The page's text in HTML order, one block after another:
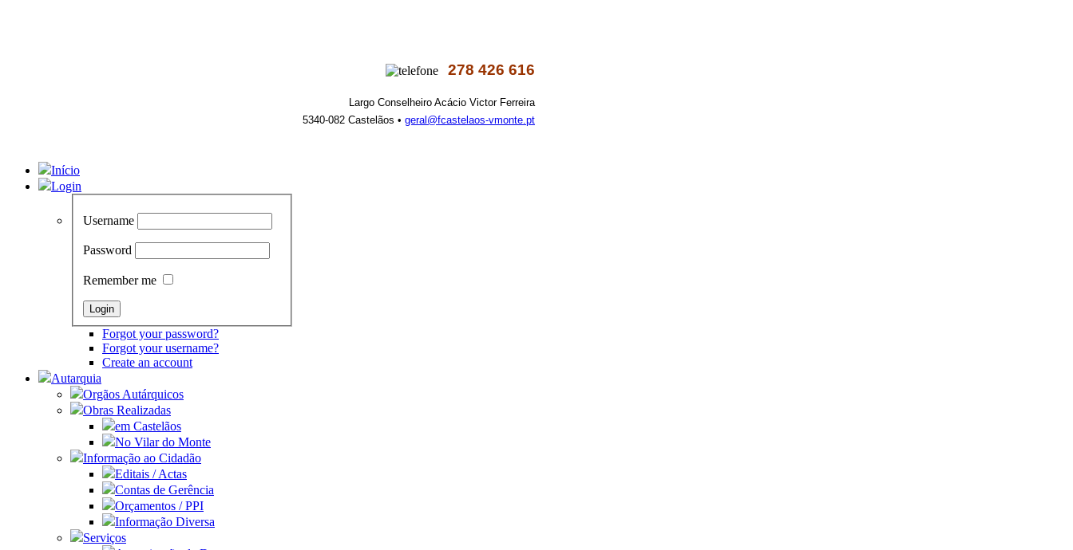
278 426 616
Largo Conselheiro Acácio Victor Ferreira
5340-082 Castelãos • geral@fcastelaos-vmonte.pt
Início
Login
Username
Password
Remember me
Forgot your password?
Forgot your username?
Create an account
Autarquia
Orgãos Autárquicos
Obras Realizadas
em Castelãos
No Vilar do Monte
Informação ao Cidadão
Editais / Actas
Contas de Gerência
Orçamentos / PPI
Informação Diversa
Serviços